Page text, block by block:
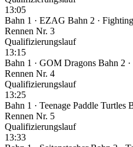
13:05
Bahn 1 · EZAG Bahn 2 ·
Rennen Nr. 3
Qualifizierungslauf
13:15
Bahn 1 · GOM Dragons Bahn 2
Rennen Nr. 4
Qualifizierungslauf
13:25
Bahn 1 · Teenage Paddle Turtles
Rennen Nr. 5
Qualifizierungslauf
13:33